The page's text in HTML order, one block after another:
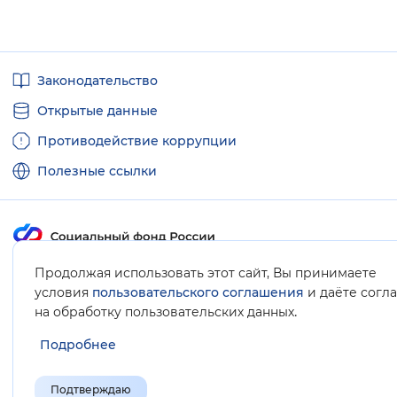
Продолжая использовать этот сайт, Вы принимаете
условия пользовательского соглашения и даёте
на обработку пользовательских данных.
Подробнее
Подтверждаю
ссылкиЗаконодательство
Открытые данные
Противодействие коррупции
Полезные ссылки
Карта сайта